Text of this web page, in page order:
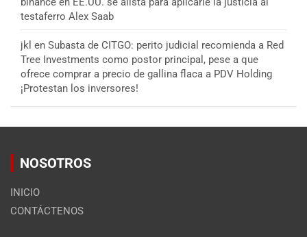
testaferro Alex Saab
jkl en Subasta de CITGO: perito judicial recomienda a Red
Tree Investments como postor principal, pese a que
ofrece comprar a precio de gallina flaca a PDV Holding
¡Protestan los inversores!
NOSOTROS
INICIO
CONTÁCTENOS